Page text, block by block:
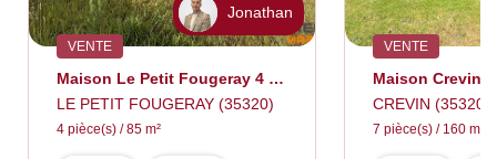
Jonathan
VENTE
Maison Le Petit Fougeray 4 Pièce(s) 85 M2
LE PETIT FOUGERAY (35320)
4 pièce(s) / 85 m²
VENTE
CREVIN (35320)
7 pièce(s) / 160 m²